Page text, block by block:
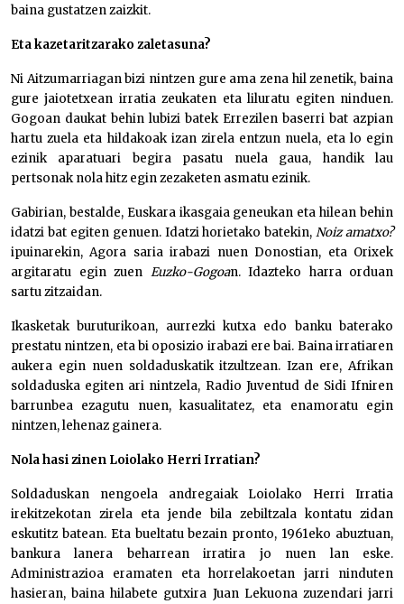
baina gustatzen zaizkit.
Eta kazetaritzarako zaletasuna?
Ni Aitzumarriagan bizi nintzen gure ama zena hil zenetik, baina
gure jaiotetxean irratia zeukaten eta liluratu egiten ninduen.
Gogoan daukat behin lubizi batek Errezilen baserri bat azpian
hartu zuela eta hildakoak izan zirela entzun nuela, eta lo egin
ezinik aparatuari begira pasatu nuela gaua, handik lau
pertsonak nola hitz egin zezaketen asmatu ezinik.
Gabirian, bestalde, Euskara ikasgaia geneukan eta hilean behin
idatzi bat egiten genuen. Idatzi horietako batekin,Noiz amatxo?
ipuinarekin, Agora saria irabazi nuen Donostian, eta Orixek
argitaratu egin zuen Euzko-Gogoan. Idazteko harra orduan
sartu zitzaidan.
Ikasketak buruturikoan, aurrezki kutxa edo banku baterako
prestatu nintzen, eta bi oposizio irabazi ere bai. Baina irratiaren
aukera egin nuen soldaduskatik itzultzean. Izan ere, Afrikan
soldaduska egiten ari nintzela, Radio Juventud de Sidi Ifniren
barrunbea ezagutu nuen, kasualitatez, eta enamoratu egin
nintzen, lehenaz gainera.
Nola hasi zinen Loiolako Herri Irratian?
Soldaduskan nengoela andregaiak Loiolako Herri Irratia
irekitzekotan zirela eta jende bila zebiltzala kontatu zidan
eskutitz batean. Eta bueltatu bezain pronto, 1961eko abuztuan,
bankura lanera beharrean irratira jo nuen lan eske.
Administrazioa eramaten eta horrelakoetan jarri ninduten
hasieran, baina hilabete gutxira Juan Lekuona zuzendari jarri